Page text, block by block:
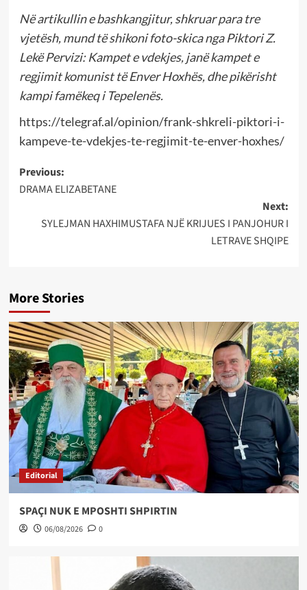
Në artikullin e bashkangjitur, shkruar para tre
vjetësh, mund të shikoni foto-skica nga Piktori Z.
Lekë Pervizi: Kampet e vdekjes, janë kampet e
regjimit komunist të Enver Hoxhës, dhe pikërisht
kampi famëkeq i Tepelenës.
https://telegraf.al/opinion/frank-shkreli-piktori-i-
kampeve-te-vdekjes-te-regjimit-te-enver-hoxhes/
Post
navigation
Previous:
DRAMA ELIZABETANE
Next:
SYLEJMAN HAXHIMUSTAFA NJË KRIJUES I PANJOHUR I
LETRAVE SHQIPE
More Stories
Editorial
SPAÇI NUK E MPOSHTI SHPIRTIN
06/08/2026 0